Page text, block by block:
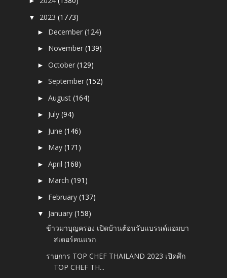
▼ 2023(1773)
► December(124)
► November(139)
►October(129)
►September(152)
►August(164)
► July(94)
► June(146)
► May(171)
►April(168)
► March(191)
► February(137)
▼ January(158)
ข้าวมาบุญครอง เปิดบ้านต้อนรับแบรนด์แอมบา
สเดอร์คนแรก
รายการ TOP CHEF THAILAND 2023 เปิดศึก
TOP CHEF TH...